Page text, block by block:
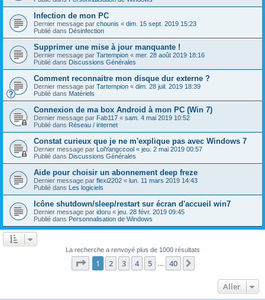
Infection de mon PC
Dernier message par chounis « dim. 15 sept. 2019 15:23
Publié dans Désinfection
Supprimer une mise à jour manquante !
Dernier message par Tartempion « mer. 28 août 2019 18:16
Publié dans Discussions Générales
Comment reconnaitre mon disque dur externe ?
Dernier message par Tartempion « dim. 28 juil. 2019 18:39
Publié dans Matériels
Connexion de ma box Android à mon PC (Win 7)
Dernier message par Fab117 « sam. 4 mai 2019 10:52
Publié dans Réseau / internet
Constat curieux que je ne m'explique pas avec Windows 7
Dernier message par LolYangccool « jeu. 2 mai 2019 00:57
Publié dans Discussions Générales
Aide pour choisir un abonnement deep freze
Dernier message par flexi2202 « lun. 11 mars 2019 14:43
Publié dans Les logiciels
Icône shutdown/sleep/restart sur écran d'accueil win7
Dernier message par idoru « jeu. 28 févr. 2019 09:45
Publié dans Personnalisation de Windows
La recherche a renvoyé plus de 1000 résultats
Page 1sur40
1 2 3 4 5 40
Aller